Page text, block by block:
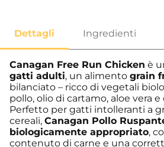
Canagan Free Run Chicken è
gatti adulti, un alimento grain
bilanciato – ricco di vegetali
pollo, olio di cartamo, aloe vera e
Perfetto per gatti intolleranti a
cereali, Canagan Pollo
biologicamente appropriato,
contenuto di carne e una